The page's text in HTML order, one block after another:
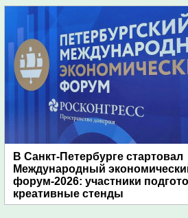
В Санкт-Петербурге стартовал
Международный
форум-2026: участники
креативные стенды